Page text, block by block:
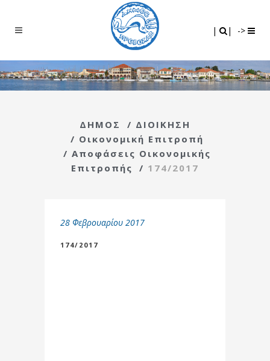
| | ->
ΔΗΜΟΣ / ΔΙΟΙΚΗΣΗ
/ Οικονομική Επιτροπή
/ Αποφάσεις Οικονομικής
Επιτροπής
/ 174/2017
28 Φεβρουαρίου 2017
174/2017